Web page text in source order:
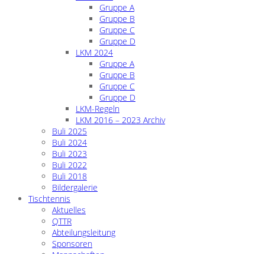
Gruppe A
Gruppe B
Gruppe C
Gruppe D
LKM 2024
Gruppe A
Gruppe B
Gruppe C
Gruppe D
LKM-Regeln
LKM 2016 – 2023 Archiv
Buli 2025
Buli 2024
Buli 2023
Buli 2022
Buli 2018
Bildergalerie
Tischtennis
Aktuelles
QTTR
Abteilungsleitung
Sponsoren